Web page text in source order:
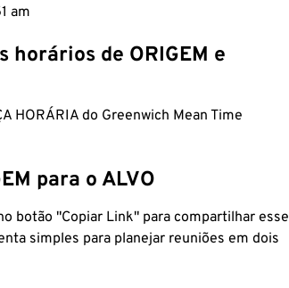
am
horários de ORIGEM e
HORÁRIA do Greenwich Mean Time
para o ALVO
botão "Copiar Link" para compartilhar esse
simples para planejar reuniões em dois